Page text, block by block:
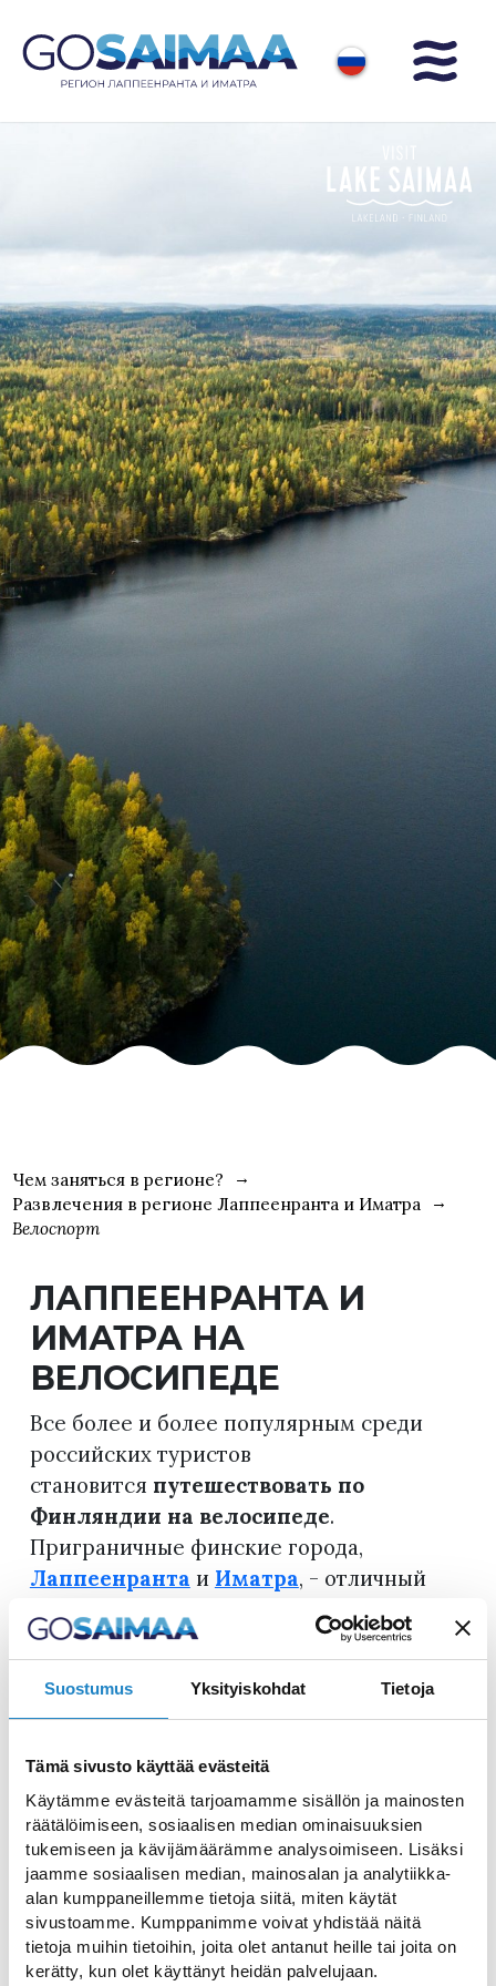
Suostumus Yksityiskohdat Tietoja
Tämä sivusto käyttää evästeitä
Käytämme evästeitä tarjoamamme sisällön ja mainosten
räätälöimiseen, sosiaalisen median ominaisuuksien
tukemiseen ja kävijämäärämme analysoimiseen. Lisäksi
jaamme sosiaalisen median, mainosalan ja analytiikka-
alan kumppaneillemme tietoja siitä, miten käytät
sivustoamme. Kumppanimme voivat yhdistää näitä
tietoja muihin tietoihin, joita olet antanut heille tai joita on
kerätty, kun olet käyttänyt heidän palvelujaan.
Чем заняться в регионе?
Развлечения в регионе Лаппеенранта и Иматра
Велоспорт
ЛАППЕЕНРАНТА И
ИМАТРА НА
ВЕЛОСИПЕДЕ
Все более и более популярным среди
российских туристов
становится путешествовать по
Финляндии на велосипеде.
Приграничные финские города,
Лаппеенранта и Иматра, - отличный
вариант для такой поездки. Здесь
созданы все условия для велосипедистов.
велосипедные дорожки, по которым
города, так и на его окраинах, и даже из
одного города в другой.
Велосипеды можно арендовать в
одном из пунктов проката.Прокат
велосипедов в
Лаппеенранте расположен в городской
гавани по адресуSatamatie 11,